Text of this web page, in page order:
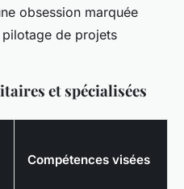
obsession marquée
de projets
et spécialisées
Compétences visées